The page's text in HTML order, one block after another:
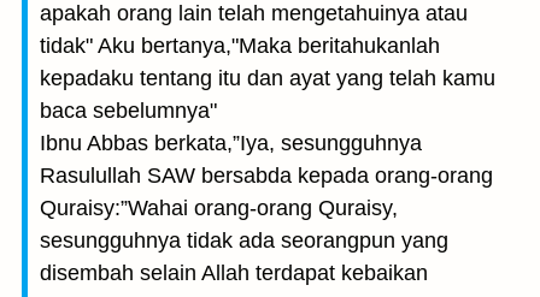
apakah orang lain telah mengetahuinya atau
tidak" Aku bertanya,"Maka beritahukanlah
kepadaku tentang itu dan ayat yang telah kamu
baca sebelumnya"
Ibnu Abbas berkata,”Iya, sesungguhnya
Rasulullah SAW bersabda kepada orang-orang
Quraisy:”Wahai orang-orang Quraisy,
sesungguhnya tidak ada seorangpun yang
disembah selain Allah terdapat kebaikan